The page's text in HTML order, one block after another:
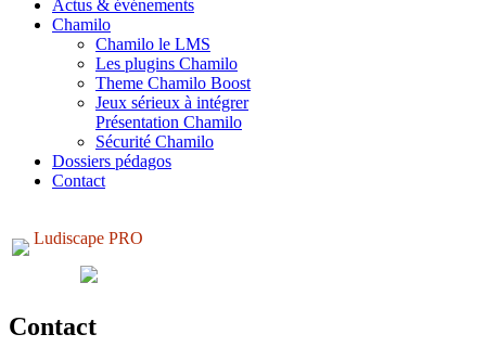
Actus & événements
Chamilo
Chamilo le LMS
Les plugins Chamilo
Theme Chamilo Boost
Jeux sérieux à intégrer
Présentation Chamilo
Sécurité Chamilo
Dossiers pédagos
Contact
Ludiscape PRO
Contact